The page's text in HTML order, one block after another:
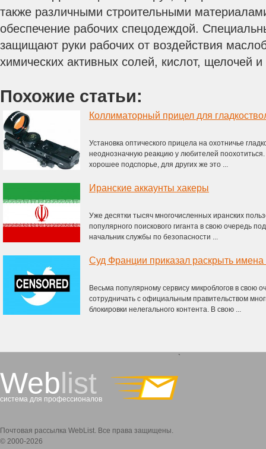
также различными строительными
обеспечение рабочих спецодеждой.
защищают руки рабочих от воздействия
химических активных солей, кислот, щелочей и
Похожие статьи:
Коллиматорный прицел для
Установка оптического прицела на охотничье
неоднозначную реакцию у любителей
хорошее подспорье, для других же это ...
Иранские аккаунты хакеры
Уже десятки тысяч многочисленных иранских
популярного поискового гиганта в свою очередь
начальник службы по безопасности ...
Весьма популярному сервису микроблогов в свою
сотрудничать с официальным правительством
блокировки нелегального контента. В свою ...
Weblist
система для профессионалов
`
Почтовая рассылка WebList. Все права защищены.
© 2000-2026